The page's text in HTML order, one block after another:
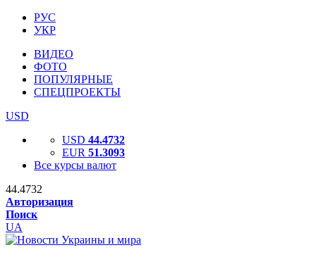
РУС
УКР
ВИДЕО
ФОТО
ПОПУЛЯРНЫЕ
СПЕЦПРОЕКТЫ
USD
USD 44.4732
EUR 51.3093
Все курсы валют
44.4732
Авторизация
Поиск
UA